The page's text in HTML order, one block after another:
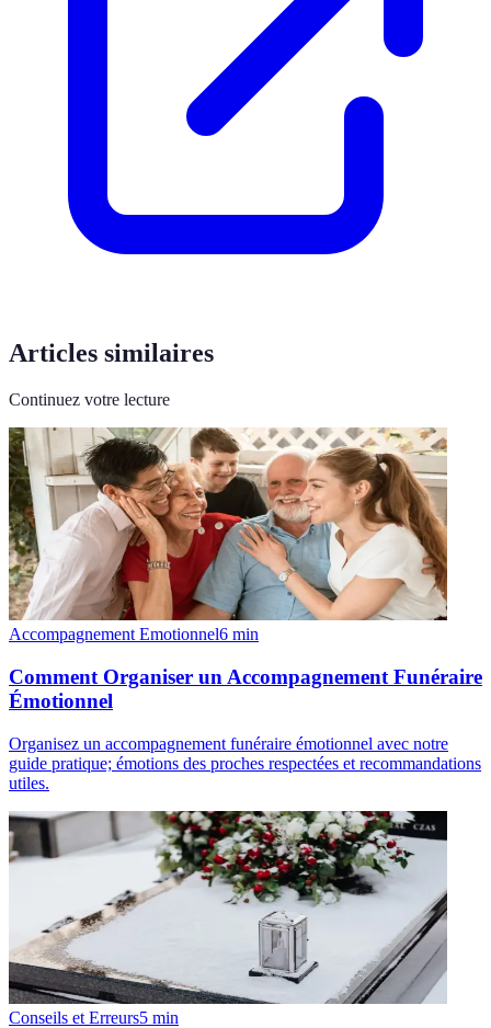
Articles similaires
Continuez votre lecture
Accompagnement Emotionnel6 min
Comment Organiser un Accompagnement Funéraire
Émotionnel
Organisez un accompagnement funéraire émotionnel avec notre
guide pratique; émotions des proches respectées et recommandations
utiles.
Conseils et Erreurs5 min